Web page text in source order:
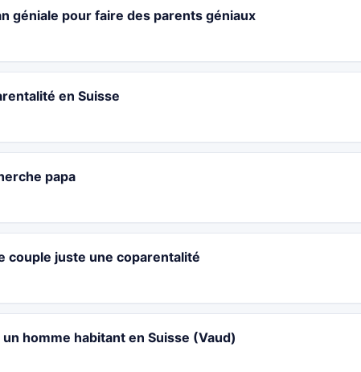
géniale pour faire des parents géniaux
en Suisse
papa
couple juste une coparentalité
homme habitant en Suisse (Vaud)